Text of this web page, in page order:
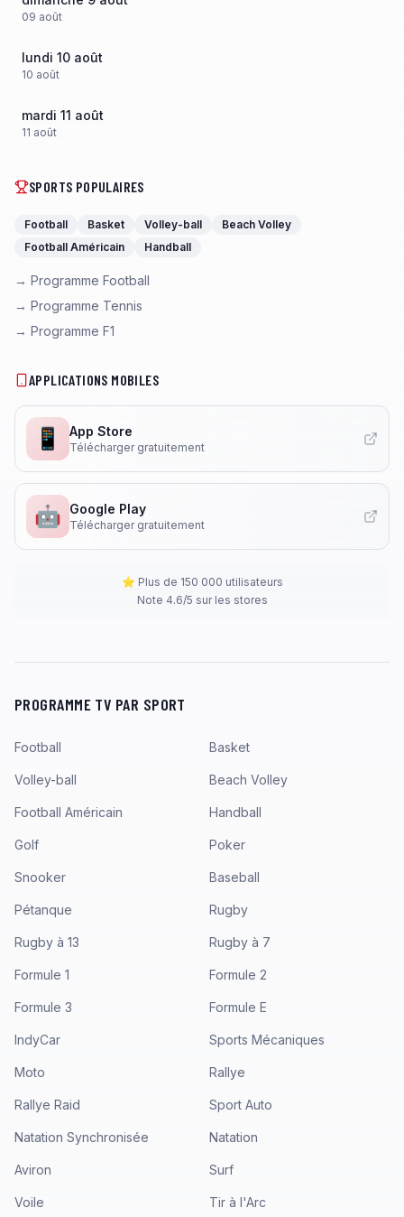
09 août
lundi 10 août
10 août
mardi 11 août
11 août
SPORTS POPULAIRES
Football Basket Volley-ball
Beach Volley
Football Américain
Handball
→ Programme Football
→ Programme Tennis
→ Programme F1
APPLICATIONS MOBILES
📱 App Store
Télécharger gratuitement
🤖 Google Play
Télécharger gratuitement
⭐ Plus de 150 000 utilisateurs
Note 4.6/5 sur les stores
PROGRAMME TV PAR SPORT
Football Basket
Volley-ball Beach Volley
Football Américain Handball
Golf Poker
Snooker Baseball
Pétanque Rugby
Rugby à 13 Rugby à 7
Formule 1 Formule 2
Formule 3 Formule E
IndyCar Sports Mécaniques
Moto Rallye
Rallye Raid Sport Auto
Natation Synchronisée Natation
Aviron Surf
Voile Tir à l'Arc